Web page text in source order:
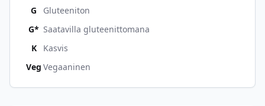
G
Gluteeniton
G* Saatavilla gluteenittomana
K
Kasvis
Veg Vegaaninen